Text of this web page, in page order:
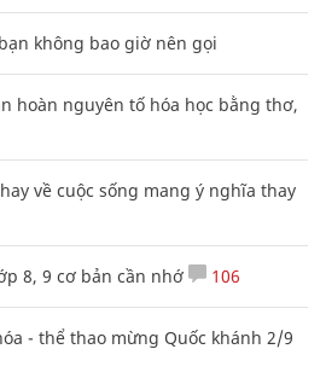
không bao giờ nên gọi
hoàn nguyên tố hóa học bằng thơ,
về cuộc sống mang ý nghĩa thay
8, 9 cơ bản cần nhớ 106
- thể thao mừng Quốc khánh 2/9